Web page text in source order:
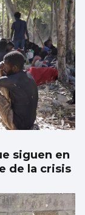
siguen en
de la crisis